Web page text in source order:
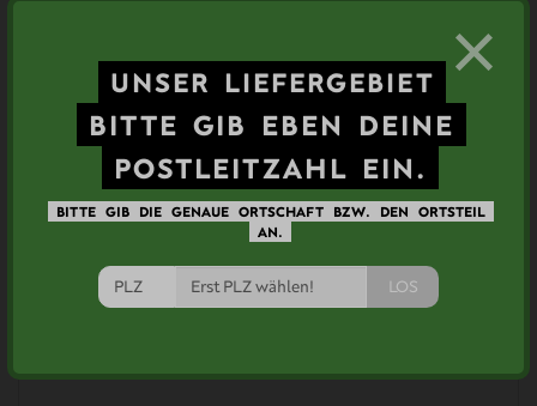
UNSER LIEFERGEBIET
BITTE GIB EBEN
DEINE
POSTLEITZAHL EIN.
BITTE GIB DIE GENAUE ORTSCHAFT BZW. DEN
ORTSTEIL
AN.
LOS
×
Ähnliche Artikel
Schokocroissant